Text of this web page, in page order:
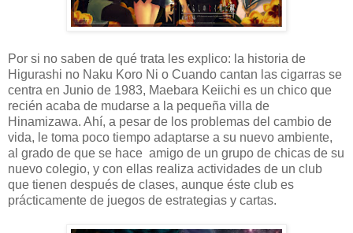
Por si no saben de qué trata les explico: la historia de
Higurashi no Naku Koro Ni o Cuando cantan las cigarras se
centra en Junio de 1983, Maebara Keiichi es un chico que
recién acaba de mudarse a la pequeña villa de
Hinamizawa. Ahí, a pesar de los problemas del cambio de
vida, le toma poco tiempo adaptarse a su nuevo ambiente,
al grado de que se hace amigo de un grupo de chicas de su
nuevo colegio, y con ellas realiza actividades de un club
que tienen después de clases, aunque éste club es
prácticamente de juegos de estrategias y cartas.